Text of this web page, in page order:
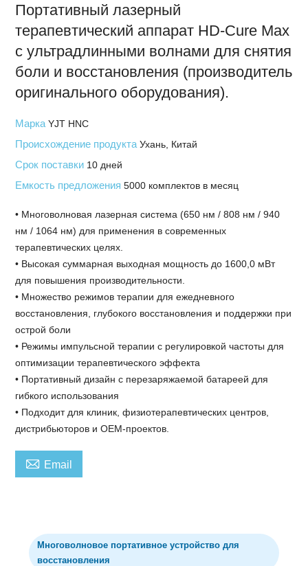
Портативный лазерный
терапевтический аппарат HD-Cure Max
с ультрадлинными волнами для снятия
боли и восстановления (производитель
оригинального оборудования).
МаркаYJT HNC
Происхождение продуктаУхань, Китай
Срок поставки 10 дней
Емкость предложения5000 комплектов в месяц
• Многоволновая лазерная система (650 нм / 808 нм / 940
нм / 1064 нм) для применения в современных
терапевтических целях.
• Высокая суммарная выходная мощность до 1600,0 мВт
для повышения производительности.
• Множество режимов терапии для ежедневного
восстановления, глубокого восстановления и поддержки при
острой боли
• Режимы импульсной терапии с регулировкой частоты для
оптимизации терапевтического эффекта
• Портативный дизайн с перезаряжаемой батареей для
гибкого использования
• Подходит для клиник, физиотерапевтических центров,
дистрибьюторов и OEM-проектов.
 Email
Многоволновое портативное устройство для
восстановления